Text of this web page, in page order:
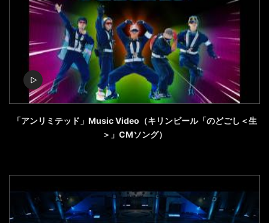
「アンリミテッド」Music Video（キリンビール「のどごし＜生
＞」CMソング）